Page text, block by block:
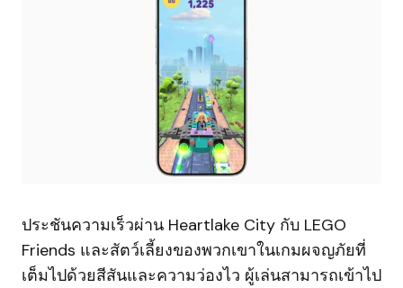
ประชันความเร็วผ่าน Heartlake City กับ LEGO
Friends และสัตว์เลี้ยงของพวกเขาในเกมผจญภัยที่
เต็มไปด้วยสีสันและความว่องไว ผู้เล่นสามารถเข้าไป